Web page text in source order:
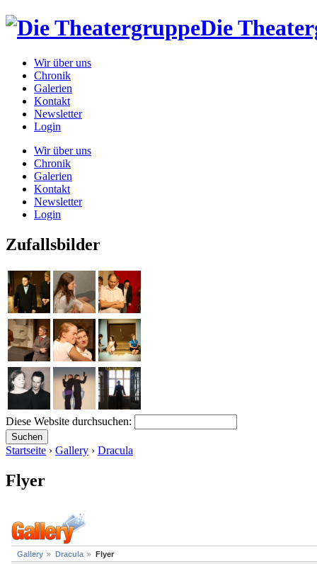
Die
Wir über uns
Chronik
Galerien
Kontakt
Newsletter
Login
Wir über uns
Chronik
Galerien
Kontakt
Newsletter
Login
Zufallsbilder
Diese Website durchsuchen:
Startseite › Gallery › Dracula
Flyer
Gallery Dracula Flyer